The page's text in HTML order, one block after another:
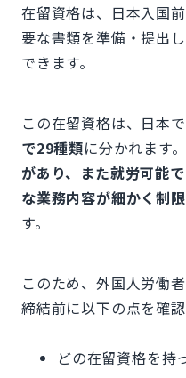
在留資格は、日本入国
要な書類を準備・提出
できます。
この在留資格は、日本
で29種類に分かれます。
があり、また就労可能
な業務内容が細かく制
す。
このため、外国人労働
締結前に以下の点を確
どの在留資格を持